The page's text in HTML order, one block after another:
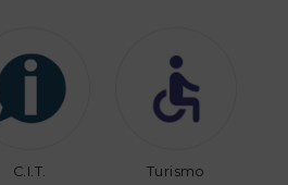
C.I.T.
Turismo